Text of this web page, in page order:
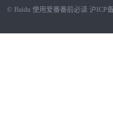
© Baidu 使用爱番番前必读 沪ICP